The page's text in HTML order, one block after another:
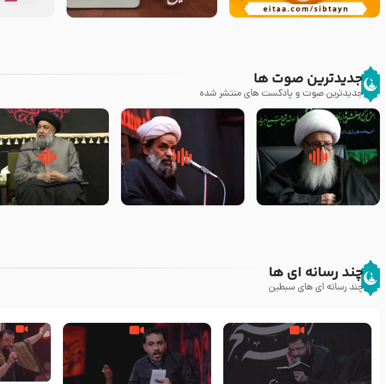
جدیدترین صوت ها
جدیدترین صوت و پادکست های منتشر شده
زوّار اربعین امام حسین (علیه
السلام) با این اشتیاق به زیارت
روضه جانسوز پاره های جگر امام
حسن مجتبی علیه السلام-حجت
لقب حضرت رقیه سلام الله
به چه معناست – حجت الاسلام
چند رسانه ای ها
چند رسانه ای های سبطین